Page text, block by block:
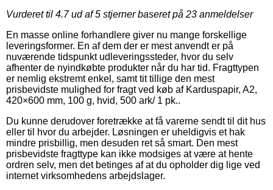
Vurderet til 4.7ud af 5 stjerner baseret på 23 anmeldelser
En masse online forhandlere giver nu mange forskellige
leveringsformer. En af dem der er mest anvendt er på
nuværende tidspunkt udleveringssteder, hvor du selv
afhenter de nyindkøbte produkter når du har tid. Fragttypen
er nemlig ekstremt enkel, samt tit tillige den mest
prisbevidste mulighed for fragt ved køb af Karduspapir, A2,
420×600 mm, 100 g, hvid, 500 ark/ 1 pk..
Du kunne derudover foretrække at få varerne sendt til dit hus
eller til hvor du arbejder. Løsningen er uheldigvis et hak
mindre prisbillig, men desuden ret så smart. Den mest
prisbevidste fragttype kan ikke modsiges at være at hente
ordren selv, men det betinges af at du opholder dig lige ved
internet virksomhedens arbejdslager.